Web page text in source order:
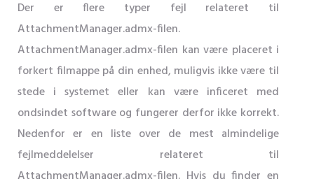
Der er flere typer fejl relateret til
AttachmentManager.admx-filen.
AttachmentManager.admx-filen kan være placeret i
forkert filmappe på din enhed, muligvis ikke være til
stede i systemet eller kan være inficeret med
ondsindet software og fungerer derfor ikke korrekt.
Nedenfor er en liste over de mest almindelige
fejlmeddelelser relateret til